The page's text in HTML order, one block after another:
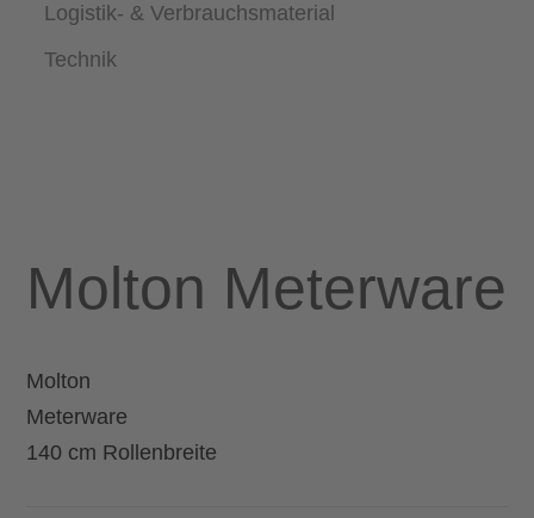
Logistik- & Verbrauchsmaterial
Technik
Molton Meterware
Molton
Meterware
140 cm Rollenbreite